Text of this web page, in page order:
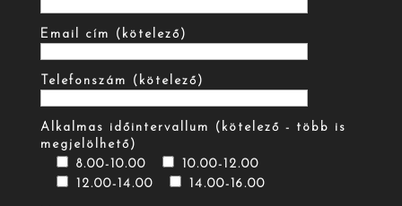
Email cím (kötelező)
Telefonszám (kötelező)
Alkalmas időintervallum (kötelező - több is
megjelölhető)
8.00-10.00
10.00-12.00
12.00-14.00
14.00-16.00